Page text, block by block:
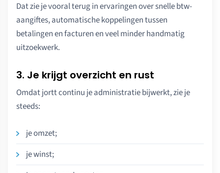
Dat zie je vooral terug in ervaringen over snelle btw-
aangiftes, automatische koppelingen tussen
betalingen en facturen en veel minder handmatig
uitzoekwerk.
3. Je krijgt overzicht en rust
Omdat jortt continu je administratie bijwerkt, zie je
steeds:
je omzet;
je winst;